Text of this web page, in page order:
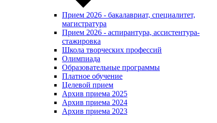
Прием 2026 - бакалавриат, специалитет,
магистратура
Прием 2026 - аспирантура, ассистентура-
стажировка
Школа творческих профессий
Олимпиада
Образовательные программы
Платное обучение
Целевой прием
Архив приема 2025
Архив приема 2024
Архив приема 2023